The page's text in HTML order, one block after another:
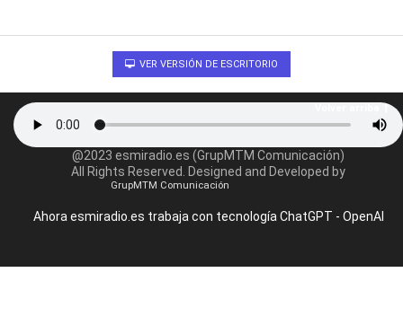
VER VERSIÓN DE ESCRITORIO
@2023 esmiradio.es (GrupMTM Comunicación)
All Rights Reserved. Designed and Developed by
GrupMTM Comunicación
Ahora esmiradio.es trabaja con tecnología ChatGPT - OpenAI